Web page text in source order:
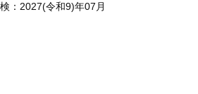
：2027(令和9)年07月